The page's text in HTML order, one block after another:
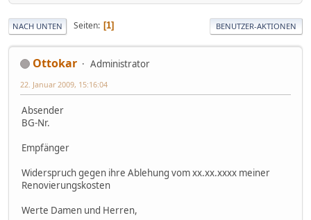
NACH UNTEN Seiten 1 BENUTZER-AKTIONEN
Ottokar Administrator
22. Januar 2009, 15:16:04
Absender
BG-Nr.
Empfänger
Widerspruch gegen ihre Ablehung vom xx.xx.xxxx meiner
Renovierungskosten
Werte Damen und Herren,